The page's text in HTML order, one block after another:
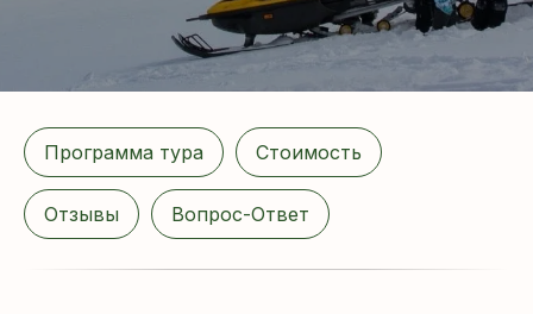
Программа тура Стоимость
Отзывы Вопрос-Ответ